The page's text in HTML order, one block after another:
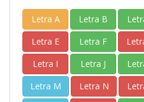
Letra A Letra B
Letra E
Letra F
Letra I
Letra J
Letra M
Letra N